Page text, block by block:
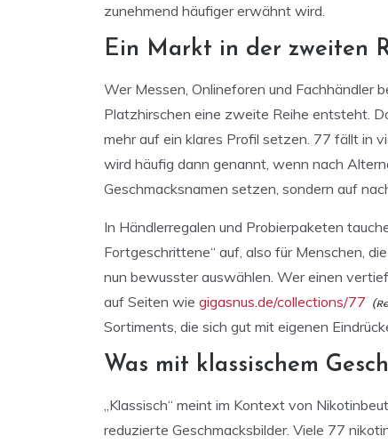
zunehmend häufiger erwähnt wird.
Ein Markt in der zweiten
Wer Messen, Onlineforen und Fachhändler
Platzhirschen eine zweite Reihe entsteht.
mehr auf ein klares Profil setzen. 77 fällt in
wird häufig dann genannt, wenn nach
Geschmacksnamen setzen, sondern auf
In Händlerregalen und Probierpaketen
Fortgeschrittene“ auf, also für Menschen,
nun bewusster auswählen. Wer einen
auf Seiten wie gigasnus.de/collections/77
Sortiments, die sich gut mit eigenen
Was mit klassischem
„Klassisch“ meint im Kontext von
reduzierte Geschmacksbilder. Viele 77